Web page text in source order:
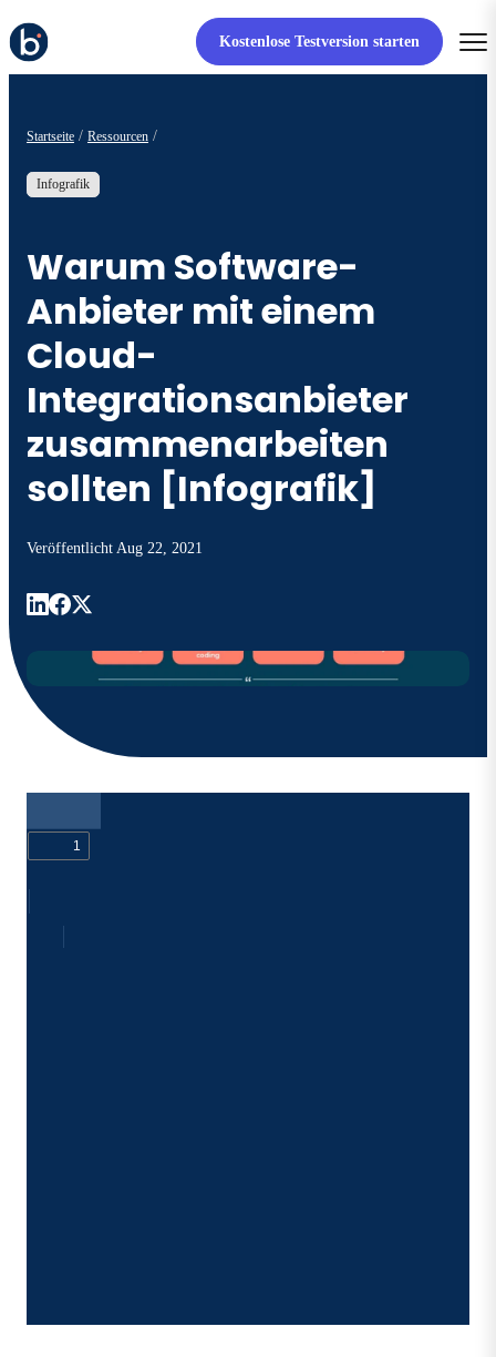
Kostenlose Testversion starten
Startseite Ressourcen
Infografik
Warum Software-
Anbieter mit einem
Cloud-
Integrationsanbieter
zusammenarbeiten
sollten [Infografik]
Veröffentlicht Aug 22, 2021